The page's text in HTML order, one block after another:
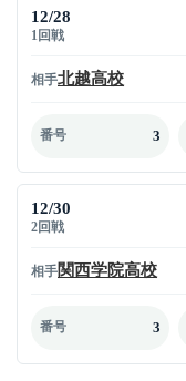
12/28
1回戦
相手北越高校
番号 3
12/30
2回戦
相手関西学院高校
番号 3